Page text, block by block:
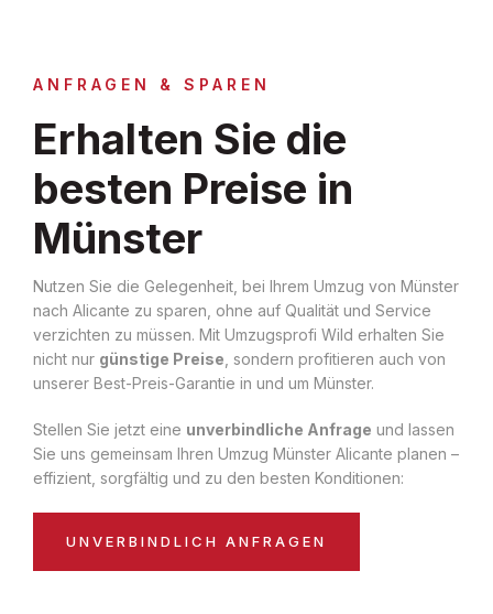
ANFRAGEN & SPAREN
Erhalten Sie die
besten Preise in
Münster
Nutzen Sie die Gelegenheit, bei Ihrem Umzug von Münster
nach Alicante zu sparen, ohne auf Qualität und Service
verzichten zu müssen. Mit Umzugsprofi Wild erhalten Sie
nicht nur günstige Preise , sondern profitieren auch von
unserer Best-Preis-Garantie in und um Münster.
Stellen Sie jetzt eine unverbindliche Anfrage und lassen
Sie uns gemeinsam Ihren Umzug Münster Alicante planen –
effizient, sorgfältig und zu den besten Konditionen:
UNVERBINDLICH ANFRAGEN